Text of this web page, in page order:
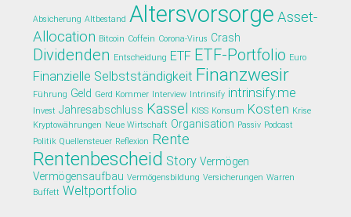
Absicherung Altbestand Altersvorsorge Asset-
Allocation Bitcoin Coffein Corona-Virus Crash
Dividenden Entscheidung ETF ETF-Portfolio Euro
Finanzielle Selbstständigkeit Finanzwesir
Führung Geld Gerd Kommer Interview Intrinsify intrinsify.me
Invest Jahresabschluss Kassel KISS Konsum Kosten Krise
Kryptowährungen Neue Wirtschaft Organisation Passiv Podcast
Politik Quellensteuer Reflexion Rente
Rentenbescheid Story Vermögen
Vermögensaufbau Vermögensbildung Versicherungen Warren
Buffett Weltportfolio